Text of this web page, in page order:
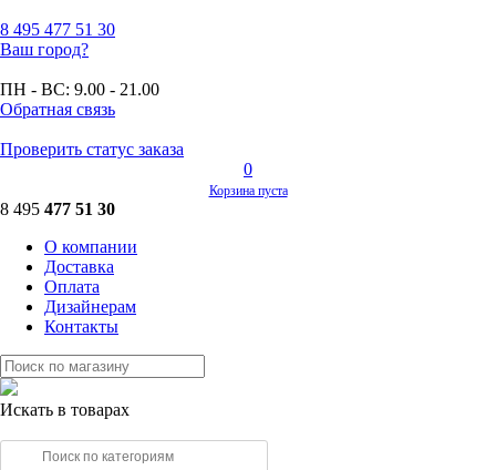
8 495 477 51 30
Ваш город?
ПН - ВС: 9.00 - 21.00
Обратная связь
Проверить статус заказа
0
Корзина пуста
8 495 477 51 30
О компании
Доставка
Оплата
Дизайнерам
Контакты
Искать в товарах